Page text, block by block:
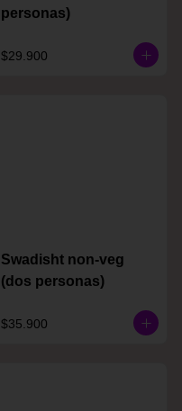
personas)
$29.900
Swadisht non-veg
(dos personas)
$35.900